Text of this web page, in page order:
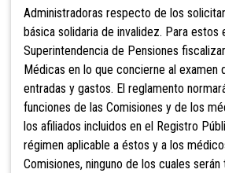
Administradoras respecto de los
básica solidaria de invalidez. Para estos
Superintendencia de Pensiones
Médicas en lo que concierne al examen
entradas y gastos. El reglamento
funciones de las Comisiones y de los
los afiliados incluidos en el Registro
régimen aplicable a éstos y a los
Comisiones, ninguno de los cuales